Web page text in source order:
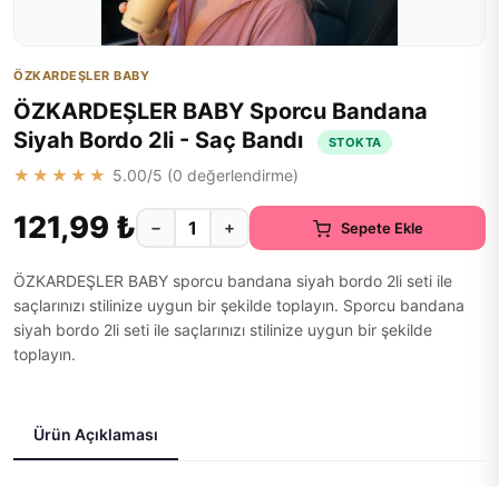
ÖZKARDEŞLER BABY
ÖZKARDEŞLER BABY Sporcu Bandana
Siyah Bordo 2li - Saç Bandı
STOKTA
★★★★★ 5.00/5 (0 değerlendirme)
121,99 ₺ − + Sepete Ekle
ÖZKARDEŞLER BABY sporcu bandana siyah bordo 2li seti ile
saçlarınızı stilinize uygun bir şekilde toplayın. Sporcu bandana
siyah bordo 2li seti ile saçlarınızı stilinize uygun bir şekilde
toplayın.
Ürün Açıklaması